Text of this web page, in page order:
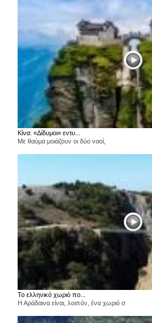
Κίνα: «Δίδυμοι» εντυ...
Με θαύμα μοιάζουν οι δύο ναοί,
Το ελληνικό χωριό πο...
Η Αράδαινα είναι, λοιπόν, ένα χωριό σ